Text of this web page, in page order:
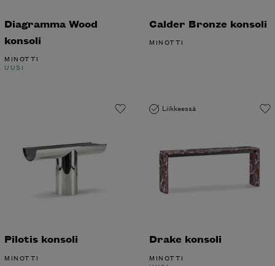
Diagramma Wood
konsoli
UUSI
Calder Bronze
Liikkeessä
UUSI